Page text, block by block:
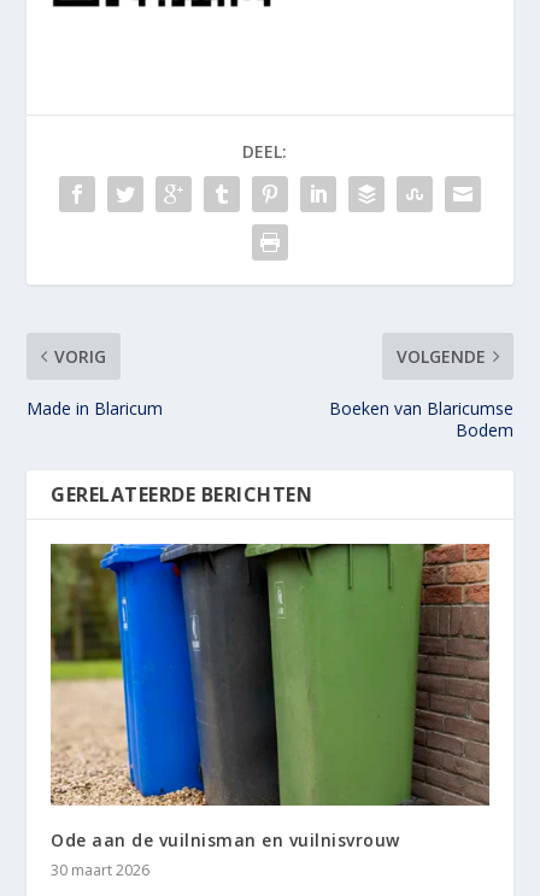
DEEL:
VORIG
Made in Blaricum
VOLGENDE
Boeken van Blaricumse
Bodem
GERELATEERDE BERICHTEN
Ode aan de vuilnisman en vuilnisvrouw
30 maart 2026